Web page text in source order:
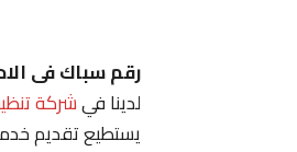
رقم سباك فى
لدينا فيشركة
يستطيع تقديم